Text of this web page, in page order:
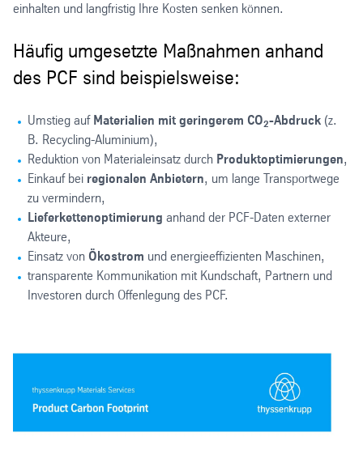
einhalten und langfristig Ihre Kosten senken können.
Häufig umgesetzte Maßnahmen anhand
des PCF sind beispielsweise:
Umstieg auf Materialien mit geringerem CO2-Abdruck (z.
B. Recycling-Aluminium),
Reduktion von Materialeinsatz durch Produktoptimierungen,
Einkauf bei regionalen Anbietern, um lange Transportwege
zu vermindern,
Lieferkettenoptimierung anhand der PCF-Daten externer
Akteure,
Einsatz von Ökostrom und energieeffizienten Maschinen,
transparente Kommunikation mit Kundschaft, Partnern und
Investoren durch Offenlegung des PCF.